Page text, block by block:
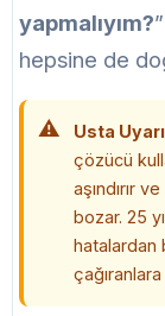
yapmalıyım?
hepsine de
Usta
çözücü
aşındırır
bozar. 25
hatalardan